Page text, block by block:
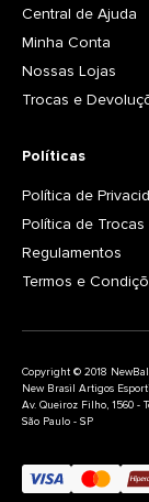
Central de Ajuda
Minha Conta
Nossas Lojas
Trocas e
Políticas
Política de
Política de
Regulamentos
Termos e
Copyright © 2018
New Brasil Artigos
Av. Queiroz Filho, 1560 -
São Paulo - SP